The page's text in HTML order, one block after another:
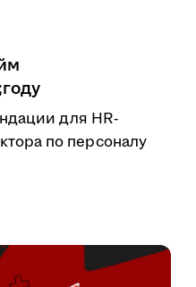
для HR-
по персоналу